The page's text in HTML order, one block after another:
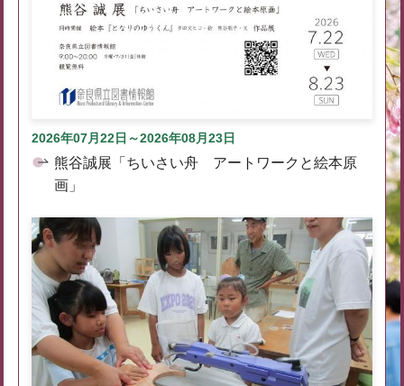
2026年07月22日～2026年08月23日
熊谷誠展「ちいさい舟 アートワークと絵本原
画」